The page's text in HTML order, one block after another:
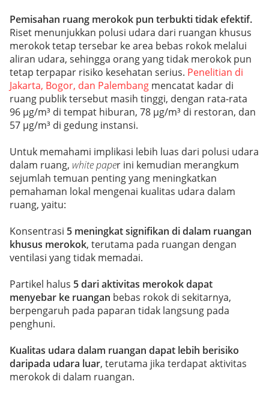
Pemisahan ruang merokok pun terbukti tidak efektif.
Riset menunjukkan polusi udara dari ruangan khusus
merokok tetap tersebar ke area bebas rokok melalui
aliran udara, sehingga orang yang tidak merokok pun
tetap terpapar risiko kesehatan serius. Penelitian di
Jakarta, Bogor, dan Palembang mencatat kadar di
ruang publik tersebut masih tinggi, dengan rata-rata
96 µg/m³ di tempat hiburan, 78 µg/m³ di restoran, dan
57 µg/m³ di gedung instansi.
Untuk memahami implikasi lebih luas dari polusi udara
dalam ruang, white paper ini kemudian merangkum
sejumlah temuan penting yang meningkatkan
pemahaman lokal mengenai kualitas udara dalam
ruang, yaitu:
Konsentrasi 5 meningkat signifikan di dalam ruangan
khusus merokok, terutama pada ruangan dengan
ventilasi yang tidak memadai.
Partikel halus 5 dari aktivitas merokok dapat
menyebar ke ruangan bebas rokok di sekitarnya,
berpengaruh pada paparan tidak langsung pada
penghuni.
Kualitas udara dalam ruangan dapat lebih berisiko
daripada udara luar, terutama jika terdapat aktivitas
merokok di dalam ruangan.